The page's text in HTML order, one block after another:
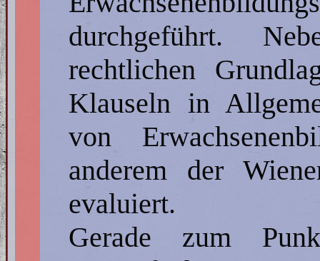
durchgeführt.
rechtlichen
Klauseln in
von
anderem der
evaluiert.
Gerade zum